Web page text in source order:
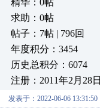
精华：0帖
求助：0帖
帖子：7帖 | 796回
年度积分：3454
历史总积分：6074
注册：2011年2月28日
发表于：2022-06-06 13:31:50